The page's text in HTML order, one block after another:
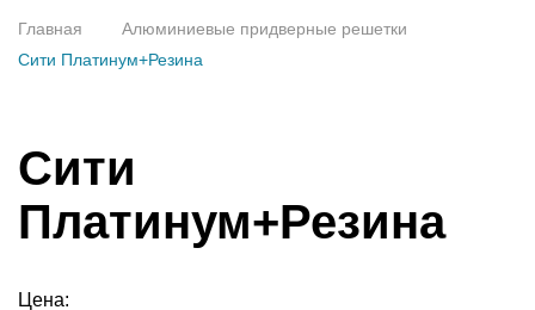
Главная
Алюминиевые придверные решетки
Сити Платинум+Резина
Сити
Платинум+Резина
Цена: